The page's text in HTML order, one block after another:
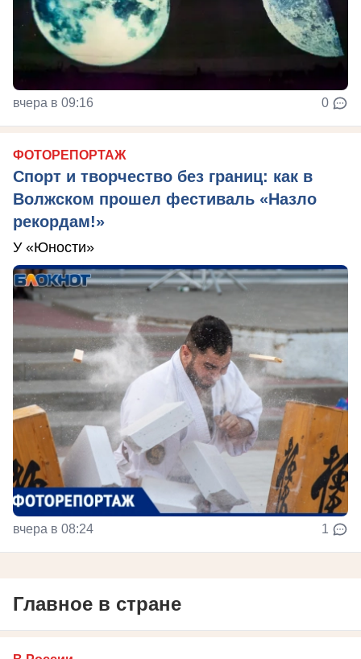
вчера в 09:16 0
ФОТОРЕПОРТАЖ
Спорт и творчество без границ: как в
Волжском прошел фестиваль «Назло
рекордам!»
У «Юности»
вчера в 08:24 1
Главное в стране